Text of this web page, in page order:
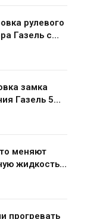
рулевого
Газель с
замка
Газель 5
меняют
жидкость в
прогревать